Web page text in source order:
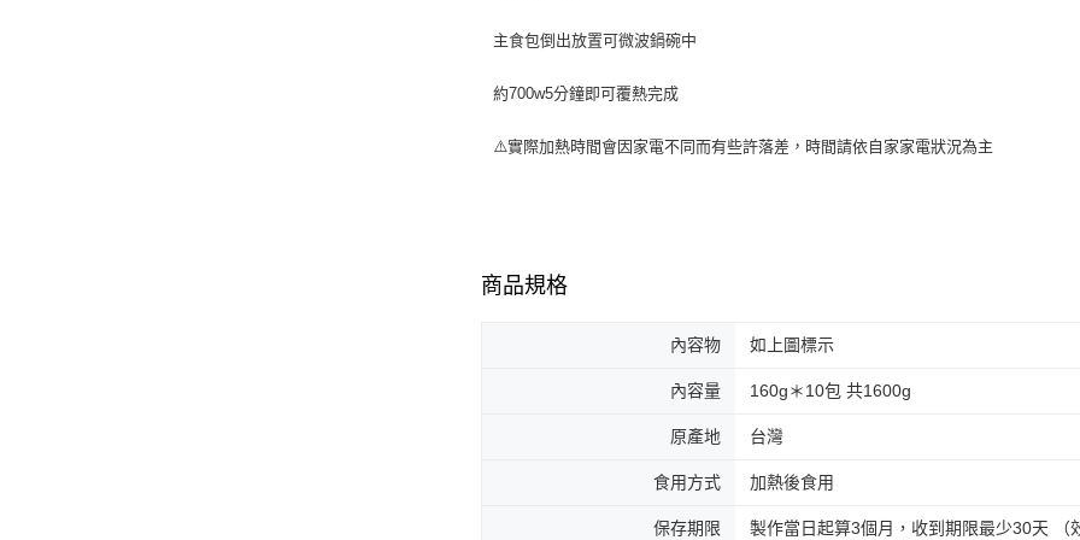
主食包倒出放置可微波鍋碗中
約700w5分鐘即可覆熱完成
⚠️實際加熱時間會因家電不同而有些許落差，時間請依自家家電狀況為主
商品規格
內容物 如上圖標示
內容量 160g＊10包 共1600g
原產地 台灣
食用方式 加熱後食用
保存期限 製作當日起算3個月，收到期限最少30天 （